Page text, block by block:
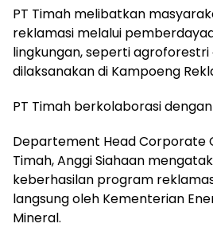
PT Timah melibatkan
reklamasi melalui
lingkungan, seperti
dilaksanakan di Kampoeng
PT Timah berkolaborasi dengan
Departement Head Corporate
Timah, Anggi Siahaan
keberhasilan program
langsung oleh Kementerian
Mineral.